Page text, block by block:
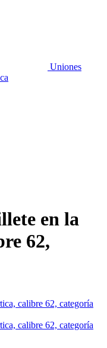
Uniones
en la
62,